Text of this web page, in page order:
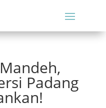
Padang